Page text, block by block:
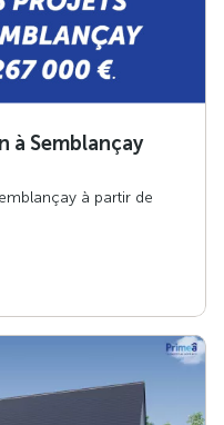
à Semblançay
à partir de